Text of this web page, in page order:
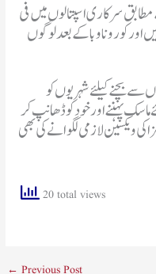
سرکاری اسپتالوں میں فی
کورونا وبا کے بعد لوگوں
سے بچنے کیلئے شہریوں کو
پہننے اور خود کو ڈھانپ کر
کی ویکسین لازمی لگوانے کی بھی
20 total views
← Previous Post